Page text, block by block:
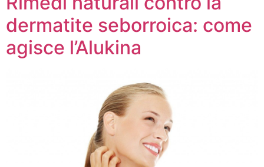
dermatite seborroica: come
agisce l’Alukina